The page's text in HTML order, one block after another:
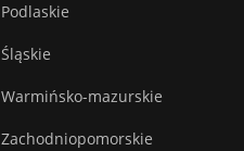
Podlaskie
Śląskie
Warmińsko-mazurskie
Zachodniopomorskie